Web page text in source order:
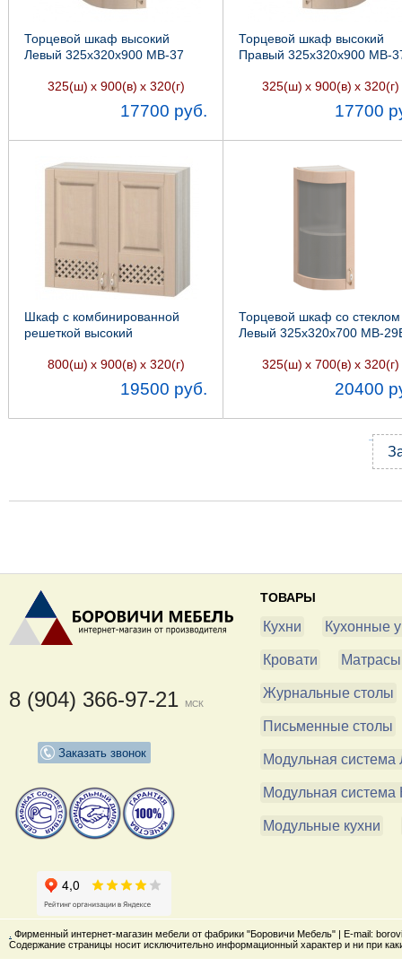
Торцевой шкаф высокий
Левый 325х320х900 МВ-37
325(ш) х 900(в) х 320(г)
17700 руб.
Торцевой шкаф высокий
Правый 325х320х900 МВ-
325(ш) х 900(в) х 320(г)
17700
Шкаф с комбинированной
решеткой высокий
Боровичи мебель
800(ш) х 900(в) х 320(г)
19500 руб.
Торцевой шкаф со стеклом
Левый 325х320х700 МВ-
325(ш) х 700(в) х 320(г)
20400
8 (904) 366-97-21 МСК
Заказать звонок
ТОВАРЫ
Кухни Кухонные
Кровати Матрасы
Журнальные столы
Письменные столы
Модульная система
Модульная система
Модульные кухни
Фирменный интернет-магазин мебели от фабрики "Боровичи Мебель" | E-mail:
Содержание страницы носит исключительно информационный характер и ни при